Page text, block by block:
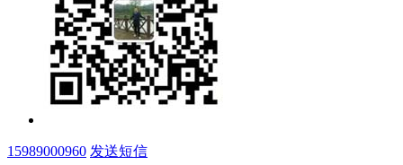
15989000960 发送短信